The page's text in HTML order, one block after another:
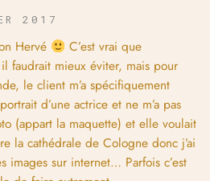
2017
Hervé
C’est vrai que
faudrait mieux éviter, mais pour
le client m’a spécifiquement
d’une actrice et ne m’a pas
(appart la maquette) et elle voulait
la cathédrale de Cologne donc j’ai
images sur internet… Parfois c’est